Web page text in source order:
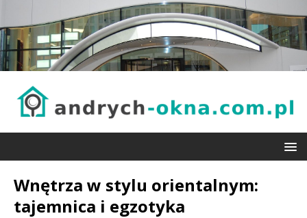
Wnętrza w stylu orientalnym:
tajemnica i egzotyka